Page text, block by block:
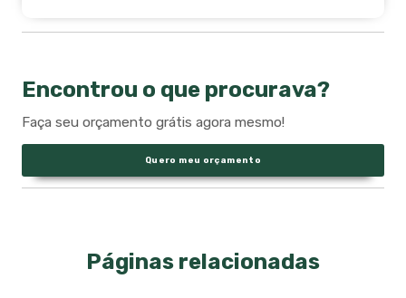
Encontrou o que procurava?
Faça seu orçamento grátis agora mesmo!
Quero meu orçamento
Páginas relacionadas